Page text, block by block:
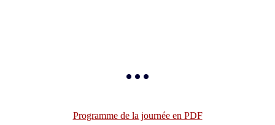
•••
Programme de la journée en PDF